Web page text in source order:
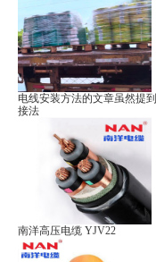
电线安装方法的文章虽然提
接法
南洋高压电缆 YJV22